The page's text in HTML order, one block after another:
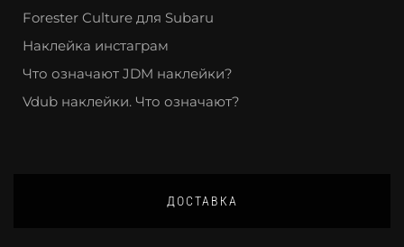
Forester Culture для Subaru
Наклейка инстаграм
Что означают JDM наклейки?
Vdub наклейки. Что означают?
ДОСТАВКА